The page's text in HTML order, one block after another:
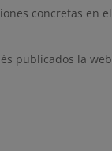
concretas en el
publicados la web